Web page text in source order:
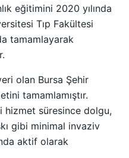
eğitimini 2020 yılında
Tıp Fakültesi
tamamlayarak
olan Bursa Şehir
tamamlamıştır.
hizmet süresince dolgu,
gibi minimal invaziv
aktif olarak